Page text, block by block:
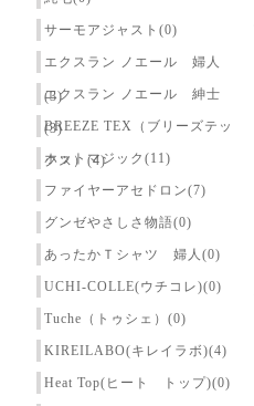
サーモアジャスト(0)
エクスラン ノエール 婦人
(3)
エクスラン ノエール 紳士
(3)
BREEZE TEX（ブリーズテッ
クス）(4)
ホットマジック(11)
ファイヤーアセドロン(7)
グンゼやさしさ物語(0)
あったかＴシャツ 婦人(0)
UCHI-COLLE(ウチコレ)(0)
Tuche（トゥシェ）(0)
KIREILABO(キレイラボ)(4)
Heat Top(ヒート トップ)(0)